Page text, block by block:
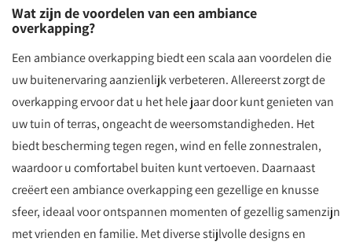
Wat zijn de voordelen van een ambiance
overkapping?
Een ambiance overkapping biedt een scala aan voordelen die
uw buitenervaring aanzienlijk verbeteren. Allereerst zorgt de
overkapping ervoor dat u het hele jaar door kunt genieten van
uw tuin of terras, ongeacht de weersomstandigheden. Het
biedt bescherming tegen regen, wind en felle zonnestralen,
waardoor u comfortabel buiten kunt vertoeven. Daarnaast
creëert een ambiance overkapping een gezellige en knusse
sfeer, ideaal voor ontspannen momenten of gezellig samenzijn
met vrienden en familie. Met diverse stijlvolle designs en